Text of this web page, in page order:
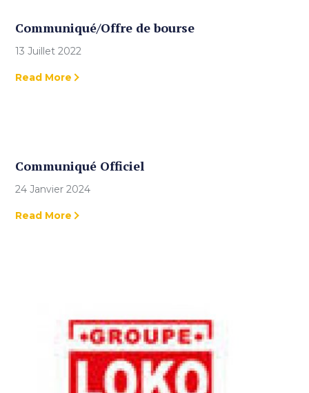
Communiqué/Offre de bourse
13 Juillet 2022
Read More
Communiqué Officiel
24 Janvier 2024
Read More